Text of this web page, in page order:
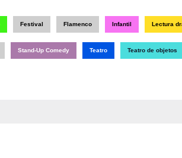
Festival Flamenco Infantil Lectura
Stand-Up Comedy Teatro Teatro de objetos